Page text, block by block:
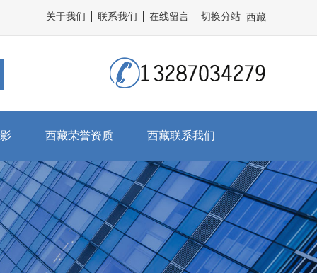
关于我们 联系我们 在线留言 西藏
切换分站
西藏荣誉资质 西藏联系我们